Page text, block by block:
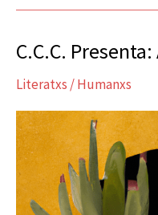
C.C.C.
Literatxs /Humanxs
C.C.C.
Amor
reminiscente